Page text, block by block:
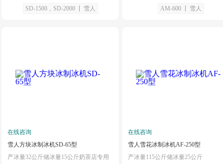
SD-1500，SD-2000 雪人 AM-600 雪人
在线咨询
雪人方块冰制冰机SD-65型
产冰量32公斤储冰量15公斤奶茶店专用
在线咨询
雪人雪花冰制冰机AF-250型
产冰量115公斤储冰量25公斤